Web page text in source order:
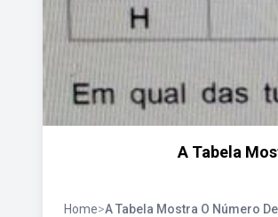
A Tabela
Home>A Tabela Mostra O Número